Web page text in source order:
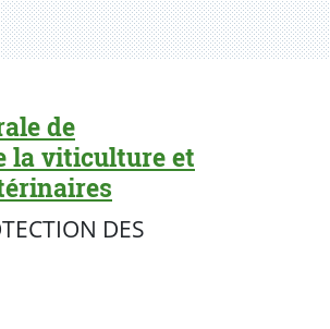
de
la viticulture et
DES